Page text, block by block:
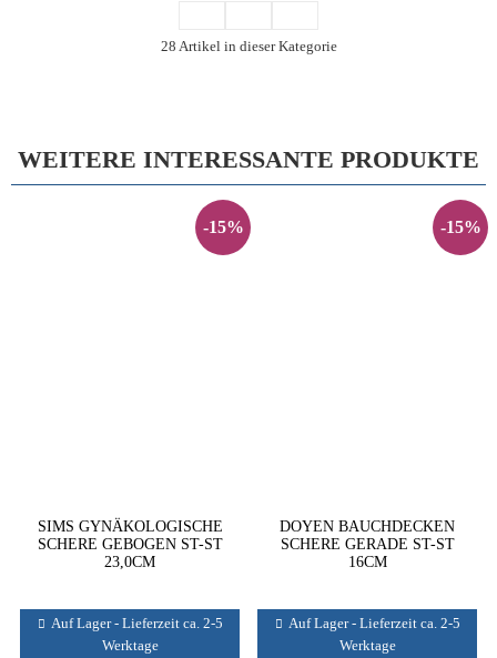
28 Artikel in dieser Kategorie
WEITERE INTERESSANTE PRODUKTE
-15%
SIMS GYNÄKOLOGISCHE
SCHERE GEBOGEN ST-ST
23,0CM
Auf Lager - Lieferzeit ca. 2-5
Werktage
-15%
DOYEN BAUCHDECKEN
SCHERE GERADE ST-ST
16CM
Auf Lager - Lieferzeit ca. 2-5
Werktage